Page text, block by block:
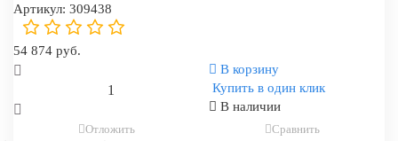
Артикул: 309438
54 874 руб.
В корзину
Купить в один клик
В наличии
Отложить Сравнить